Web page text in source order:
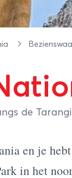
de
en je hebt
in het